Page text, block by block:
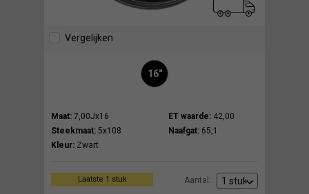
Vergelijken
16"
Maat: 7,00Jx16 ET waarde: 42,00
Steekmaat: 5x108 Naafgat: 65,1
Kleur: Zwart
Laatste 1 stuk Aantal: